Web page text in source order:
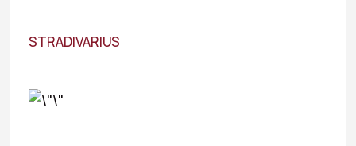
STRADIVARIUS